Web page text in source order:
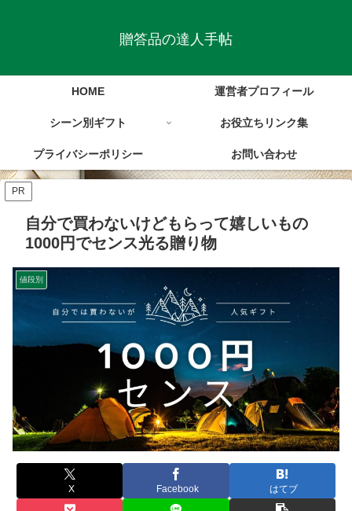
贈答品の達人手帖
HOME 運営者プロフィール
シーン別ギフト お役立ちリンク集
プライバシーポリシー お問い合わせ
PR
自分で買わないけどもらって嬉しいもの
1000円でセンス光る贈り物
値段別
X Facebook はてブ